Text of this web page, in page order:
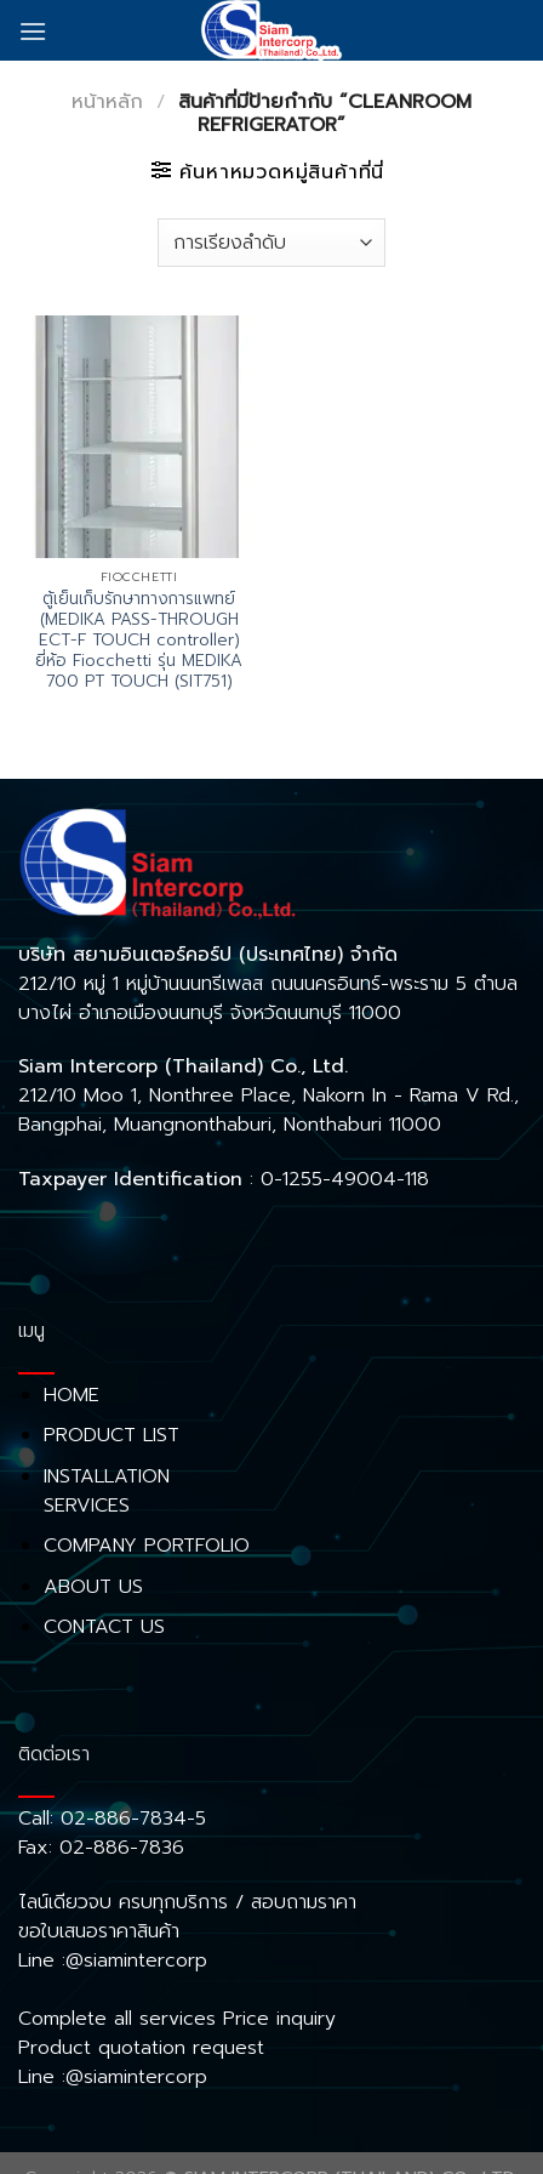
หน้าหลัก / สินค้าที่มีป้ายกำกับ “CLEANROOM
REFRIGERATOR”
ค้นหาหมวดหมู่สินค้าที่นี่
FIOCCHETTI
ตู้เย็นเก็บรักษาทางการแพทย์
(MEDIKA PASS-THROUGH
ECT-F TOUCH controller)
ยี่ห้อ Fiocchetti รุ่น MEDIKA
700 PT TOUCH (SIT751)
บริษัท สยามอินเตอร์คอร์ป (ประเทศไทย) จำกัด
212/10 หมู่ 1 หมู่บ้านนนทรีเพลส ถนนนครอินทร์-พระราม 5 ตำบล
บางไผ่ อำเภอเมืองนนทบุรี จังหวัดนนทบุรี 11000
Siam Intercorp (Thailand) Co., Ltd.
212/10 Moo 1, Nonthree Place, Nakorn In - Rama V Rd.,
Bangphai, Muangnonthaburi, Nonthaburi 11000
Taxpayer Identification : 0-1255-49004-118
เมนู
HOME
PRODUCT LIST
INSTALLATION
SERVICES
COMPANY PORTFOLIO
ABOUT US
CONTACT US
ติดต่อเรา
Call:02-886-7834-5
Fax: 02-886-7836
ไลน์เดียวจบ ครบทุกบริการ / สอบถามราคา
ขอใบเสนอราคาสินค้า
Line :@siamintercorp
Complete all services Price inquiry
Product quotation request
Line :@siamintercorp